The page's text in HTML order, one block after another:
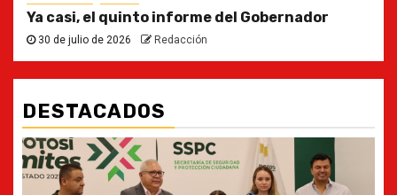
Ya casi, el quinto informe del Gobernador
30 de julio de 2026 Redacción
DESTACADOS